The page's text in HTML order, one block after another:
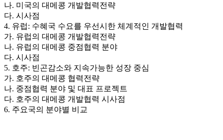
나. 미국의 대메콩 개발협력전략
다. 시사점
4. 유럽: 수혜국 수요를 우선시한 체계적인 개발협력
가. 유럽의 대메콩 개발협력전략
나. 유럽의 대메콩 중점협력 분야
다. 시사점
5. 호주: 빈곤감소와 지속가능한 성장 중심
가. 호주의 대메콩 협력전략
나. 중점협력 분야 및 대표 프로젝트
다. 호주의 대메콩 개발협력 시사점
6. 주요국의 분야별 비교